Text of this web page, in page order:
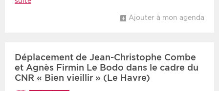
Choisir une date de débutChoisir une date de finChronologique
Inversé
Ajouter à mon agenda
Déplacement de Jean-Christophe Combe
et Agnès Firmin Le Bodo dans le cadre du
CNR « Bien vieillir » (Le Havre)